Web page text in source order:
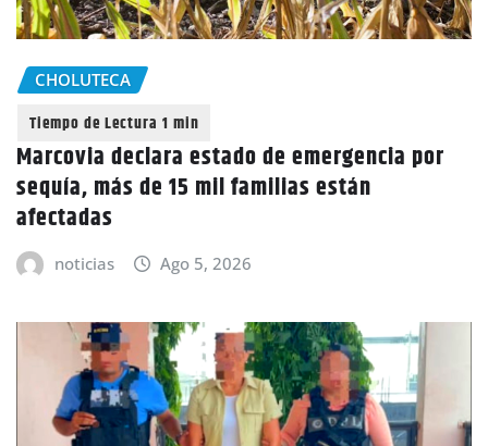
CHOLUTECA
Marcovia declara estado de emergencia por
sequía, más de 15 mil familias están
afectadas
noticias Ago 5, 2026